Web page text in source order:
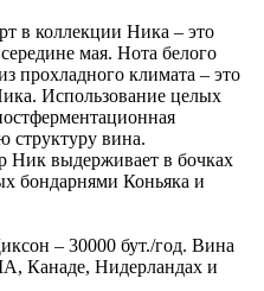
в коллекции Ника – это
мая. Нота белого
прохладного климата – это
Использование целых
структуру вина.
выдерживает в бочках
бондарнями Коньяка и
– 30000 бут./год. Вина
Канаде, Нидерландах и